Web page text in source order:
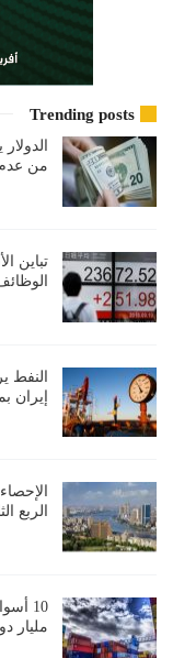
Trending posts
من عدم
تباين
النفط
إيران
الربع
مليار